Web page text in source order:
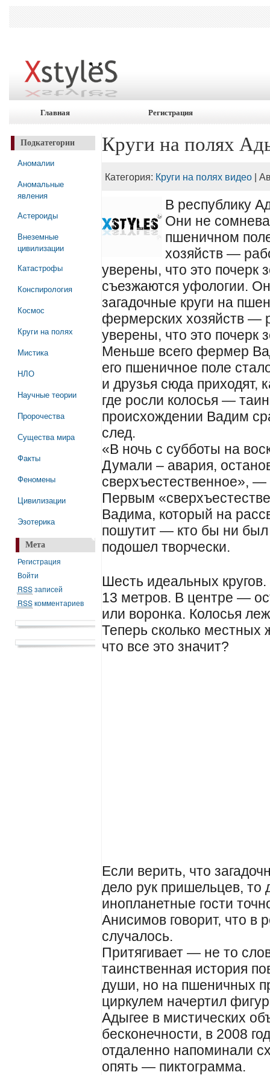
Главная Регистрация
Подкатегории
Аномалии
Аномальные
явления
Астероиды
Внеземные
цивилизации
Катастрофы
Конспирология
Космос
Круги на полях
Мистика
НЛО
Научные теории
Пророчества
Существа мира
Факты
Феномены
Цивилизации
Эзотерика
Мета
Регистрация
Войти
RSSзаписей
RSSкомментариев
Круги на полях
Категория: Круги на полях видео |
В республику
Они не
пшеничном
хозяйств —
уверены, что это почерк
съезжаются уфологии.
загадочные круги на
фермерских хозяйств —
уверены, что это почерк
Меньше всего фермер
его пшеничное поле
и друзья сюда приходят,
где росли колосья —
происхождении Вадим
след.
«В ночь с субботы на
Думали – авария,
сверхъестественное», —
Первым
Вадима, который на
пошутит — кто бы ни был
подошел творчески.
Шесть идеальных
13 метров. В центре —
или воронка. Колосья
Теперь сколько местных
что все это значит?
Если верить, что
дело рук пришельцев, то
инопланетные гости
Анисимов говорит, что в
случалось.
Притягивает — не то
таинственная история
души, но на пшеничных
циркулем начертил
Адыгее в мистических
бесконечности, в 2008
отдаленно напоминали
опять — пиктограмма.